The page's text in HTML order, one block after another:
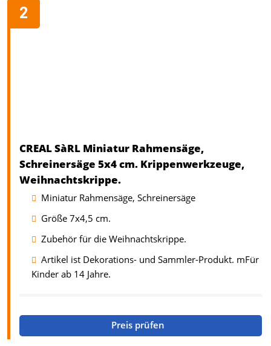
CREAL SàRL Miniatur Rahmensäge,
Schreinersäge 5x4 cm. Krippenwerkzeuge,
Weihnachtskrippe.
Miniatur Rahmensäge, Schreinersäge
Größe 7x4,5 cm.
Zubehör für die Weihnachtskrippe.
Artikel ist Dekorations- und Sammler-Produkt. mFür
Kinder ab 14 Jahre.
Preis prüfen